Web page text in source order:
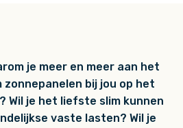
je meer en meer aan het
bij jou op het
Wil je het liefste slim kunnen
vaste lasten? Wil je